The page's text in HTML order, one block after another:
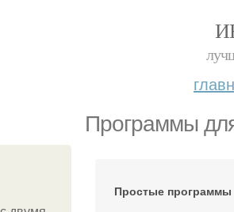
Программы
Простые программы